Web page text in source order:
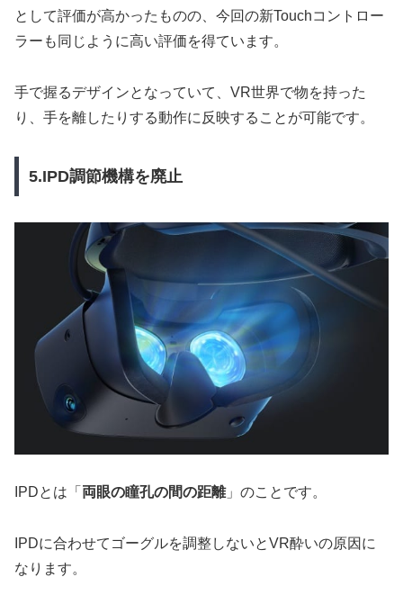
として評価が高かったものの、今回の新Touchコントロー
ラーも同じように高い評価を得ています。
手で握るデザインとなっていて、VR世界で物を持った
り、手を離したりする動作に反映することが可能です。
5.IPD調節機構を廃止
IPDとは「 両眼の瞳孔の間の距離」のことです。
IPDに合わせてゴーグルを調整しないとVR酔いの原因に
なります。